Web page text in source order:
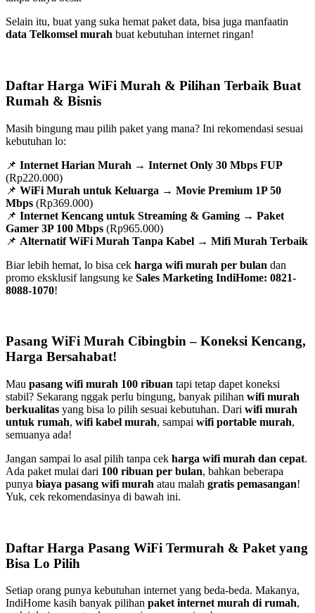
Selain itu, buat yang suka hemat paket data, bisa juga manfaatin
data Telkomsel murah buat kebutuhan internet ringan!
Daftar Harga WiFi Murah & Pilihan Terbaik Buat
Rumah & Bisnis
Masih bingung mau pilih paket yang mana? Ini rekomendasi sesuai
kebutuhan lo:
📌 Internet Harian Murah → Internet Only 30 Mbps FUP
(Rp220.000)
📌 WiFi Murah untuk Keluarga → Movie Premium 1P 50
Mbps (Rp369.000)
📌 Internet Kencang untuk Streaming & Gaming → Paket
Gamer 3P 100 Mbps (Rp965.000)
📌 Alternatif WiFi Murah Tanpa Kabel → Mifi Murah Terbaik
Biar lebih hemat, lo bisa cek harga wifi murah per bulan dan
promo eksklusif langsung ke Sales Marketing IndiHome: 0821-
8088-1070!
Pasang WiFi Murah Cibingbin – Koneksi Kencang,
Harga Bersahabat!
Mau pasang wifi murah 100 ribuan tapi tetap dapet koneksi
stabil? Sekarang nggak perlu bingung, banyak pilihan wifi murah
berkualitas yang bisa lo pilih sesuai kebutuhan. Dari wifi murah
untuk rumah, wifi kabel murah, sampai wifi portable murah,
semuanya ada!
Jangan sampai lo asal pilih tanpa cek harga wifi murah dan cepat.
Ada paket mulai dari 100 ribuan per bulan, bahkan beberapa
punya biaya pasang wifi murah atau malah gratis pemasangan!
Yuk, cek rekomendasinya di bawah ini.
Daftar Harga Pasang WiFi Termurah & Paket yang
Bisa Lo Pilih
Setiap orang punya kebutuhan internet yang beda-beda. Makanya,
IndiHome kasih banyak pilihan paket internet murah di rumah,